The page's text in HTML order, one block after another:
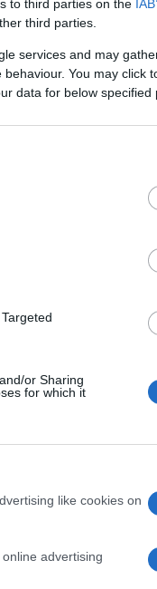
to third parties on the
third parties.
services and may
You may click
data for below specified
or Sharing
for which it
like cookies on
advertising
si
anni
che
seconda
sede
nel
primo
persone
degli
gli
di
donne,
alla